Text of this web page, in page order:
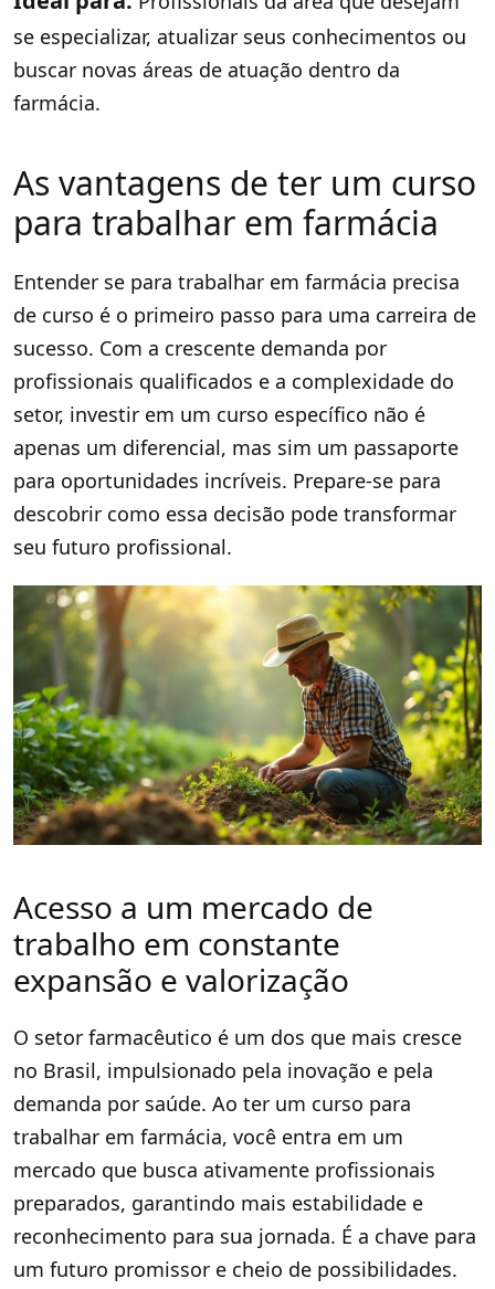
se especializar, atualizar seus conhecimentos ou
buscar novas áreas de atuação dentro da
farmácia.
As vantagens de ter um curso
para trabalhar em farmácia
Entender se para trabalhar em farmácia precisa
de curso é o primeiro passo para uma carreira de
sucesso. Com a crescente demanda por
profissionais qualificados e a complexidade do
setor, investir em um curso específico não é
apenas um diferencial, mas sim um passaporte
para oportunidades incríveis. Prepare-se para
descobrir como essa decisão pode transformar
seu futuro profissional.
Acesso a um mercado de
trabalho em constante
expansão e valorização
O setor farmacêutico é um dos que mais cresce
no Brasil, impulsionado pela inovação e pela
demanda por saúde. Ao ter um curso para
trabalhar em farmácia, você entra em um
mercado que busca ativamente profissionais
preparados, garantindo mais estabilidade e
reconhecimento para sua jornada. É a chave para
um futuro promissor e cheio de possibilidades.